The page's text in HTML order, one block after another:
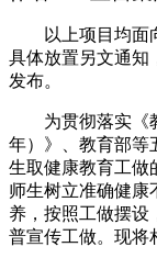
以上项目均面向
具体放置另文通知
发布。
为贯彻落实《教
年）》、教育部等
生取健康教育工做
师生树立准确健康
养，按照工做摆设
普宣传工做。现将